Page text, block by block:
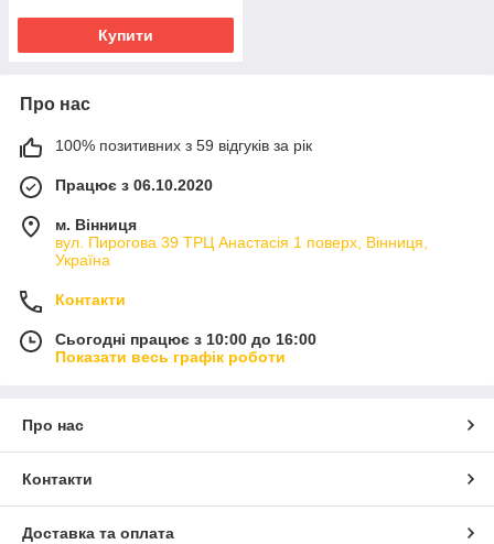
Купити
Про нас
100% позитивних з 59 відгуків за рік
Працює з 06.10.2020
м. Вінниця
вул. Пирогова 39 ТРЦ Анастасія 1 поверх, Вінниця,
Україна
Контакти
Сьогодні працює з 10:00 до 16:00
Показати весь графік роботи
Про нас
Контакти
Доставка та оплата